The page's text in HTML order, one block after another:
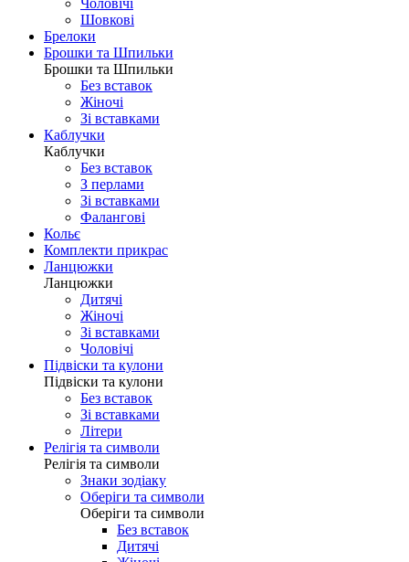
Чоловічі
Шовковi
Брелоки
Брошки та Шпильки
Брошки та Шпильки
Без вставок
Жіночі
Зі вставками
Каблучки
Каблучки
Без вставок
З перлами
Зі вставками
Фаланговi
Кольє
Комплекти прикрас
Ланцюжки
Ланцюжки
Дитячі
Жіночі
Зі вставками
Чоловічі
Підвіски та кулони
Підвіски та кулони
Без вставок
Зі вставками
Літери
Релігія та символи
Релігія та символи
Знаки зодіаку
Оберіги та символи
Оберіги та символи
Без вставок
Дитячі